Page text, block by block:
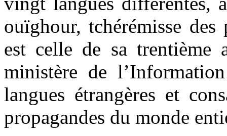
ouïghour, tchérémisse
est celle de sa trentième
ministère de
langues étrangères et
propagandes du monde